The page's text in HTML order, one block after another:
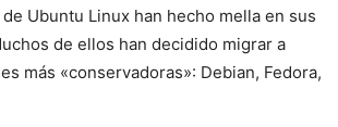
Ubuntu Linux han hecho mella en sus
de ellos han decidido migrar a
más «conservadoras»: Debian, Fedora,